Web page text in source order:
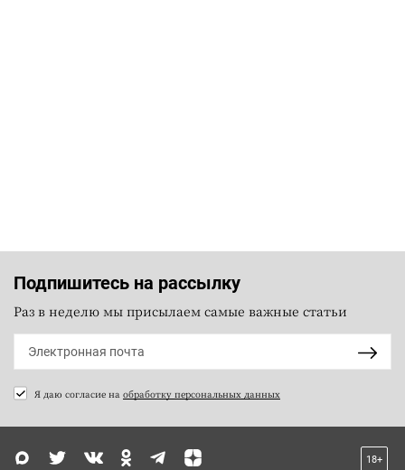
Подпишитесь на рассылку
Раз в неделю мы присылаем самые важные статьи
Я даю согласие на обработку персональных данных
18+